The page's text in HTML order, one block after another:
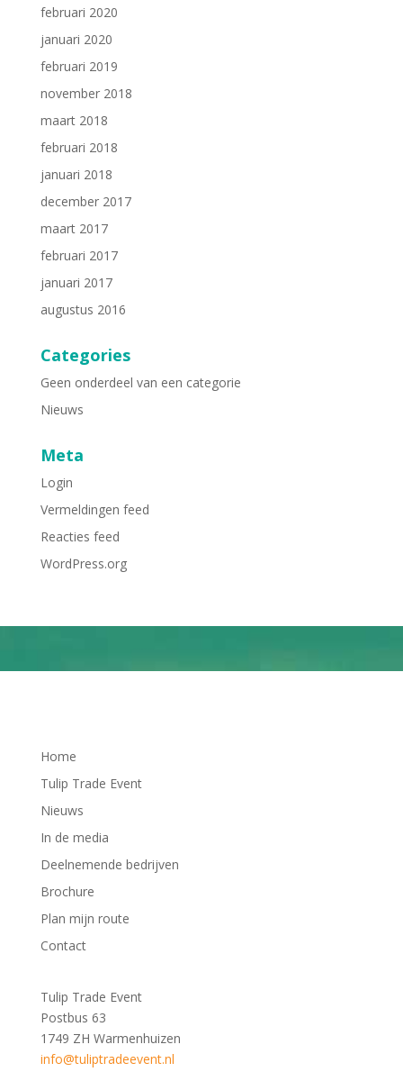
februari 2020
januari 2020
februari 2019
november 2018
maart 2018
februari 2018
januari 2018
december 2017
maart 2017
februari 2017
januari 2017
augustus 2016
Categories
Geen onderdeel van een categorie
Nieuws
Meta
Login
Vermeldingen feed
Reacties feed
WordPress.org
Home
Tulip Trade Event
Nieuws
In de media
Deelnemende bedrijven
Brochure
Plan mijn route
Contact
Tulip Trade Event
Postbus 63
1749 ZH Warmenhuizen
info@tuliptradeevent.nl